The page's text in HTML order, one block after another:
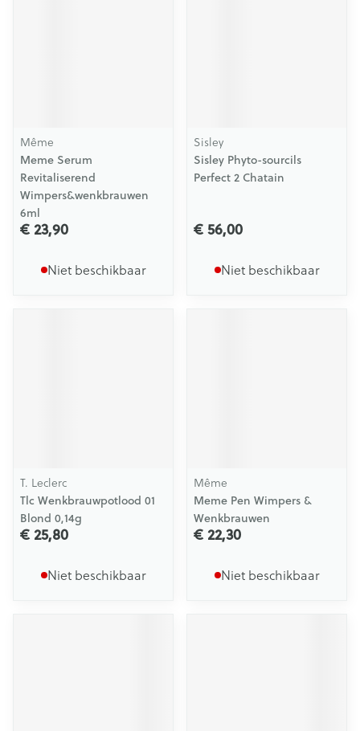
Même
Meme Serum
Revitaliserend
Wimpers&wenkbrauwen
6ml
€ 23,90
Niet beschikbaar
Sisley
Sisley Phyto-sourcils
Perfect 2 Chatain
€ 56,00
Niet beschikbaar
T. Leclerc
Tlc Wenkbrauwpotlood 01
Blond 0,14g
€ 25,80
Niet beschikbaar
Même
Meme Pen Wimpers &
Wenkbrauwen
€ 22,30
Niet beschikbaar